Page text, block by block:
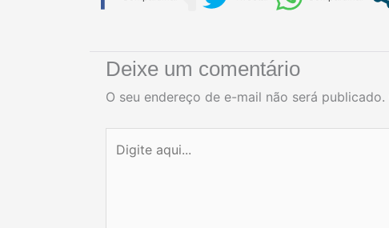
Deixe um comentário
O seu endereço de e-mail não será publicado.
aqui...